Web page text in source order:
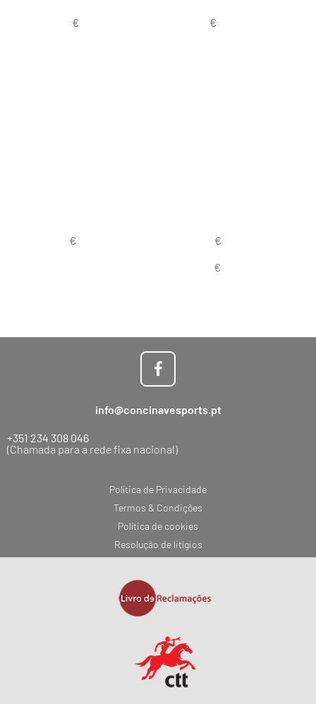
Política de Privacidade
Termos & Condições
Política de cookies
Resolução de litígios
info@concinavesports.pt
+351 234 308 046
(Chamada para a rede fixa nacional)